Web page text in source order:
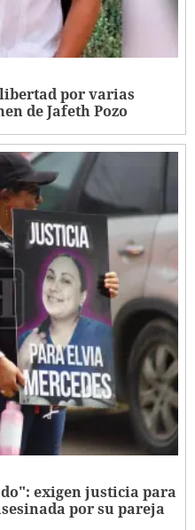
por varias
de Jafeth Pozo
exigen justicia para
por su pareja